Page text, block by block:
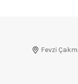
Fevzi